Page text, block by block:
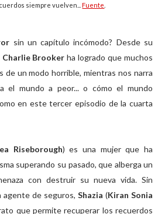
siempre vuelven...Fuente
sin un capítulo incómodo? Desde su
Charlie Brookerha logrado que muchos
de un modo horrible, mientras nos narra
el mundo a peor... o cómo el mundo
en este tercer episodio de la cuarta
Riseborough) es una mujer que ha
superando su pasado, que alberga un
con destruir su nueva vida. Sin
agente de seguros,Shazia(Kiran Sonia
que permite recuperar los recuerdos